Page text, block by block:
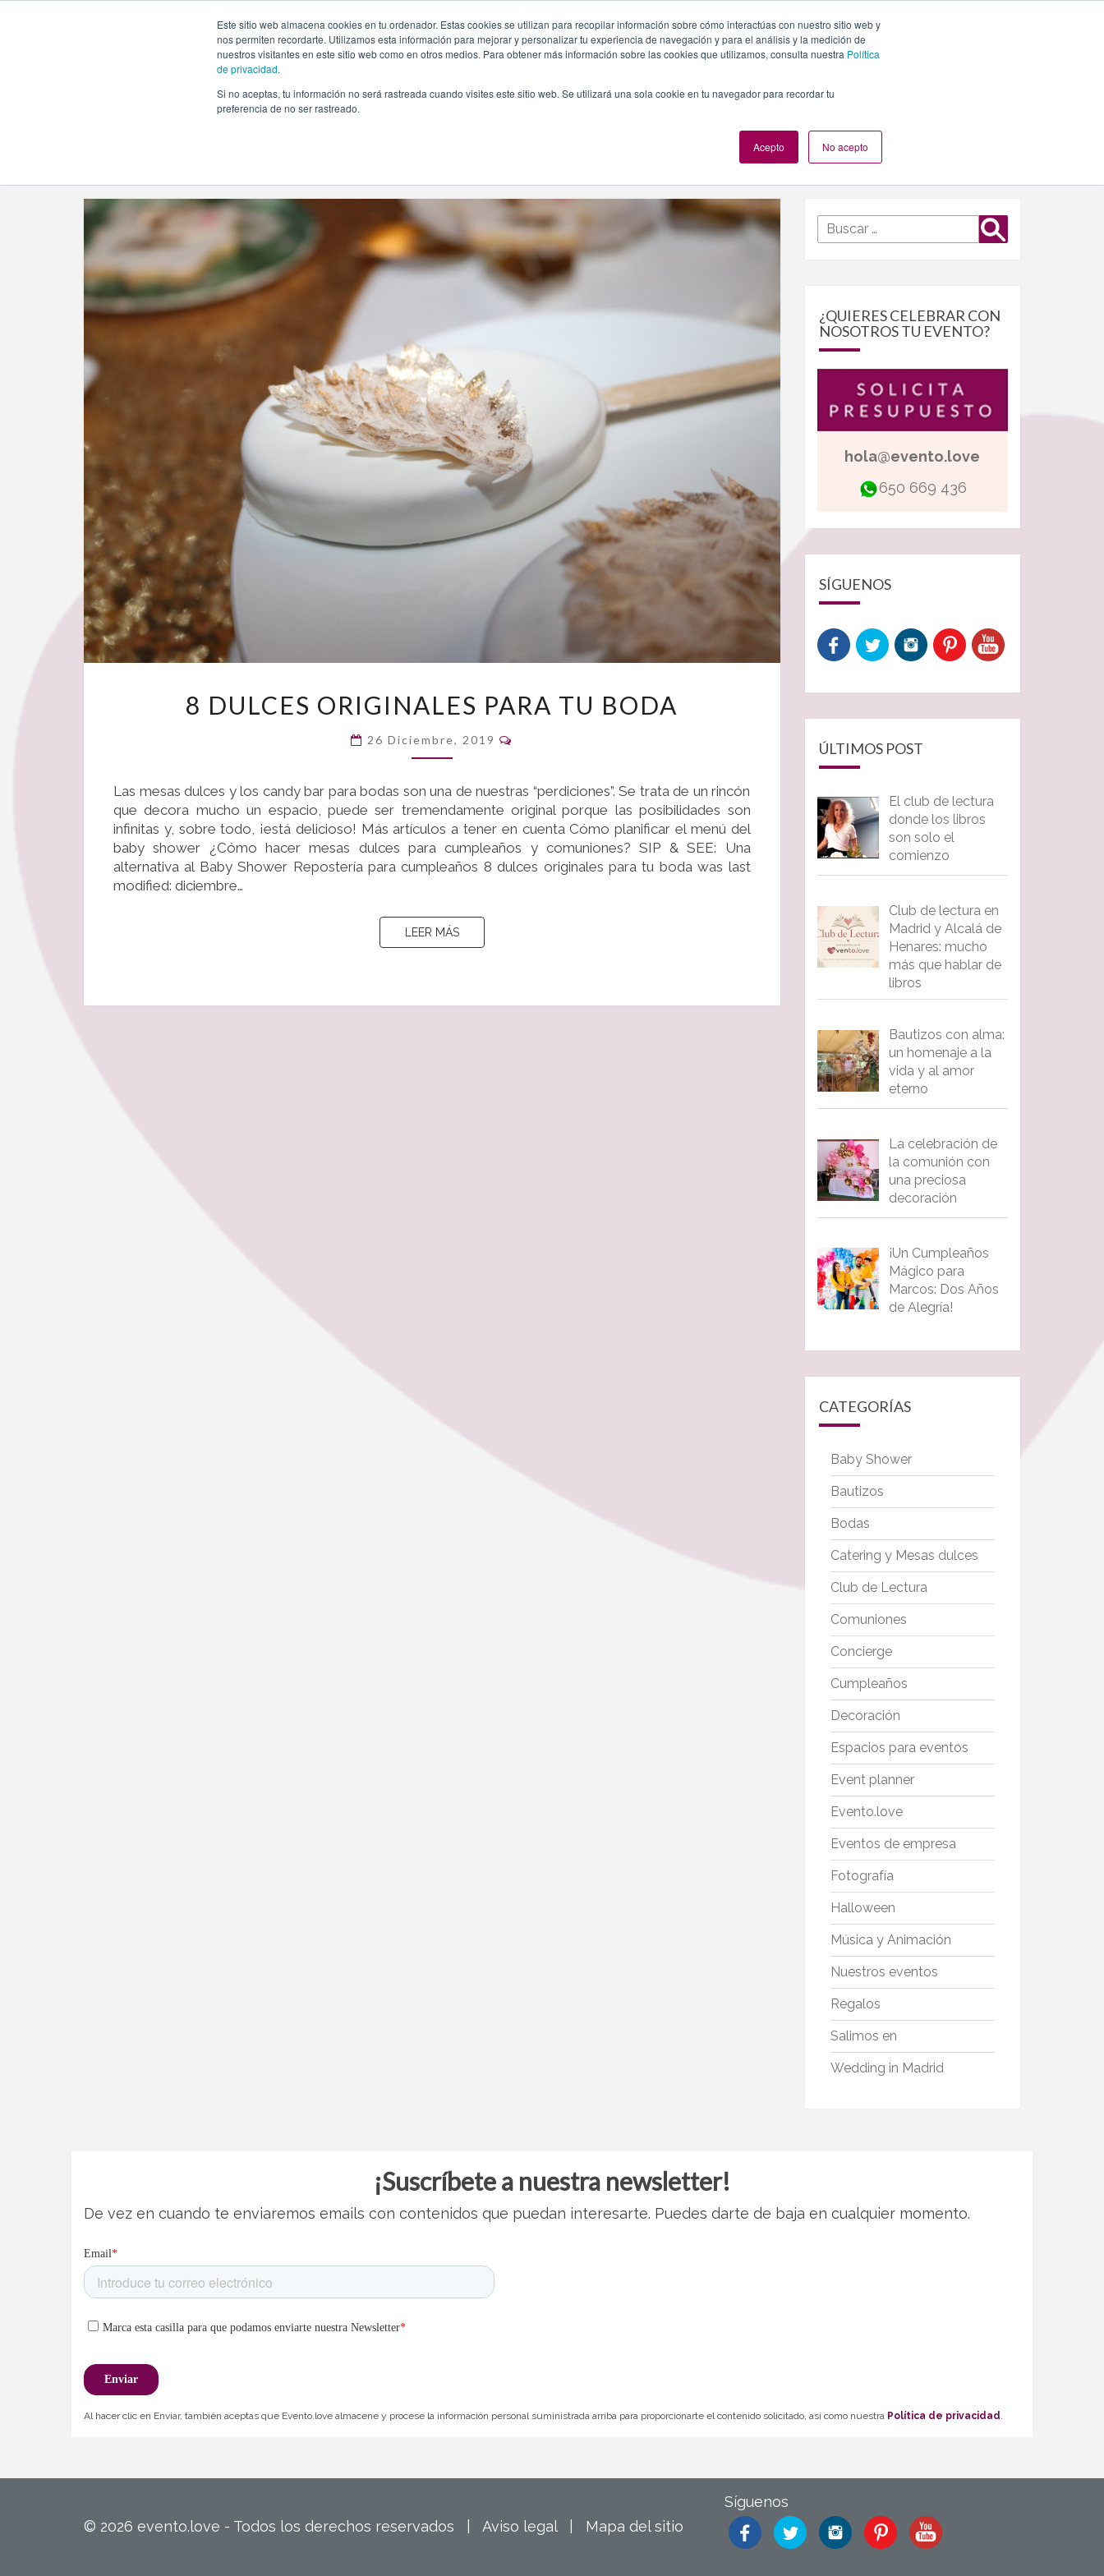
Este sitio web almacena cookies en tu ordenador. Estas cookies se utilizan para recopilar información sobre cómo interactúas con nuestro sitio web y
nos permiten recordarte. Utilizamos esta información para mejorar y personalizar tu experiencia de navegación y para el análisis y la medición de
nuestros visitantes en este sitio web como en otros medios. Para obtener más información sobre las cookies que utilizamos, consulta nuestra Política
de privacidad.
Si no aceptas, tu información no será rastreada cuando visites este sitio web. Se utilizará una sola cookie en tu navegador para recordar tu
preferencia de no ser rastreado.
Acepto No acepto
INICIO QUIÉNES SOMOS TE OFRECEMOS PLANES NUESTROS EVENTOS
cupcakes originales
DULCES
PARA
BODA
8 DULCES ORIGINALES PARA TU BODA
26 Diciembre, 2019
Las mesas dulces y los candy bar para bodas son una de nuestras “perdiciones”. Se trata de un rincón
que decora mucho un espacio, puede ser tremendamente original porque las posibilidades son
infinitas y, sobre todo, ¡está delicioso! Más artículos a tener en cuenta Cómo planificar el menú del
baby shower ¿Cómo hacer mesas dulces para cumpleaños y comuniones? SIP & SEE: Una
alternativa al Baby Shower Repostería para cumpleaños 8 dulces originales para tu boda was last
modified: diciembre…
LEER MÁSLEER MÁS
Buscar
por:
Buscar
¿QUIERES CELEBRAR CON
NOSOTROS TU EVENTO?
hola@evento.love
650 669 436
SÍGUENOS
ÚLTIMOS POST
El club de lectura
donde los libros
son solo el
comienzo
Club de lectura en
Madrid y Alcalá de
Henares: mucho
más que hablar de
libros
Bautizos con alma:
un homenaje a la
vida y al amor
eterno
La celebración de
la comunión con
una preciosa
decoración
¡Un Cumpleaños
Mágico para
Marcos: Dos Años
de Alegría!
CATEGORÍAS
Baby Shower
Bautizos
Bodas
Catering y Mesas dulces
Club de Lectura
Comuniones
Concierge
Cumpleaños
Decoración
Espacios para eventos
Event planner
Evento.love
Eventos de empresa
Fotografía
Halloween
Música y Animación
Nuestros eventos
Regalos
Salimos en
Wedding in Madrid
¡Suscríbete a nuestra newsletter!
De vez en cuando te enviaremos emails con contenidos que puedan interesarte. Puedes darte de baja en cualquier momento.
Al hacer clic en Enviar, también aceptas que Evento.love almacene y procese la información personal suministrada arriba para proporcionarte el contenido solicitado, así como nuestra Política de privacidad.
© 2026 evento.love - Todos los derechos reservados | Aviso legal| Mapa del sitio
Síguenos